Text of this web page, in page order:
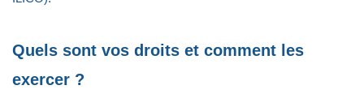
Quels sont vos droits et comment les
exercer ?